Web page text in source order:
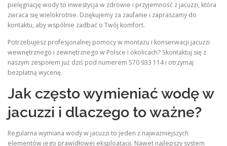
pielęgnację wody to inwestycja w zdrowie i przyjemność z jacuzzi, która
zwraca się wielokrotnie. Dziękujemy za zaufanie i zapraszamy do
kontaktu, aby wspólnie zadbać o Twój komfort.
Potrzebujesz profesjonalnej pomocy w montażu i konserwacji jacuzzi
wewnętrznego i zewnętrznego w Polsce i okolicach? Skontaktuj się z
naszym zespołem już dziś pod numerem 570 933 114 i otrzymaj
bezpłatną wycenę.
Jak często wymieniać wodę w
jacuzzi i dlaczego to ważne?
Regularna wymiana wody w jacuzzi to jeden z najważniejszych
elementów jego prawidłowej eksploatacji. Nawet najlepszy system